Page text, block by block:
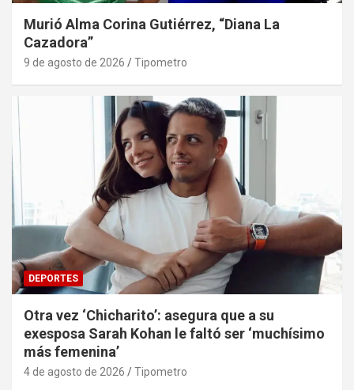
Murió Alma Corina Gutiérrez, “Diana La
Cazadora”
9 de agosto de 2026 Tipometro
DEPORTES
Otra vez ‘Chicharito’: asegura que a su
exesposa Sarah Kohan le faltó ser ‘muchísimo
más femenina’
4 de agosto de 2026 Tipometro